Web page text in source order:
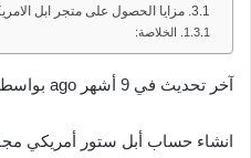
مزايا الحصول على متجر ابل
الخلاصة:
آخر تحديث في 9 أشهر ago بواسطة